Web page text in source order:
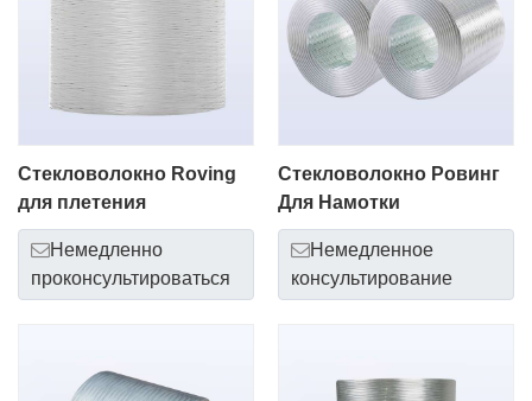
Стекловолокно Roving
для плетения
Немедленно
проконсультироваться
Стекловолокно Ровинг
Для Намотки
Немедленное
консультирование